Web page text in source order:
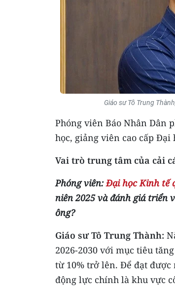
Giáo sư Tô Trung
Phóng viên Báo Nhân Dân
học, giảng viên cao cấp Đại
Vai trò trung tâm của cải
Phóng viên:Đại học Kinh tế
niên 2025 và đánh giá triển
ông?
Giáo sư Tô Trung Thành:
2026-2030 với mục tiêu
từ 10% trở lên. Để đạt
động lực chính là khu vực